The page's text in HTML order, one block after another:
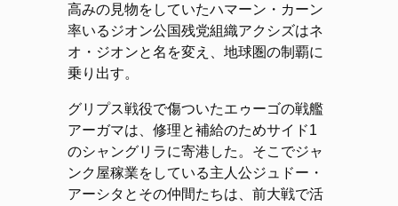
高みの見物をしていたハマーン・カーン
率いるジオン公国残党組織アクシズはネ
オ・ジオンと名を変え、地球圏の制覇に
乗り出す。
グリプス戦役で傷ついたエゥーゴの戦艦
アーガマは、修理と補給のためサイド1
のシャングリラに寄港した。そこでジャ
ンク屋稼業をしている主人公ジュドー・
アーシタとその仲間たちは、前大戦で活